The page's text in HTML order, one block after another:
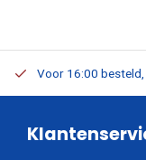
Voor 16:00